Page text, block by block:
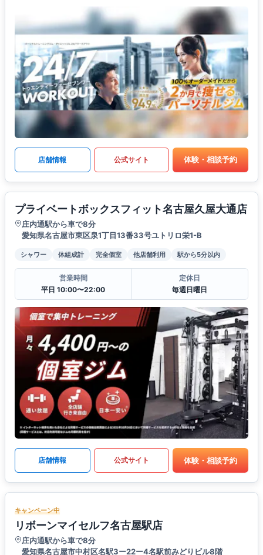
店舗情報 公式サイト 体験・相談予約
プライベートボックスフィット名古屋久屋大通店
庄内通駅から車で8分
愛知県名古屋市東区泉1丁目13番33号ユトリロ栄1-B
シャワー 体組成計 完全個室 他店舗利用 駅から5分以内
営業時間
平日 10:00〜22:00
定休日
毎週日曜日
店舗情報 公式サイト 体験・相談予約
キャンペーン中
リボーンマイセルフ名古屋駅店
庄内通駅から車で8分
愛知県名古屋市中村区名駅3ー22ー4名駅前みどりビル8階